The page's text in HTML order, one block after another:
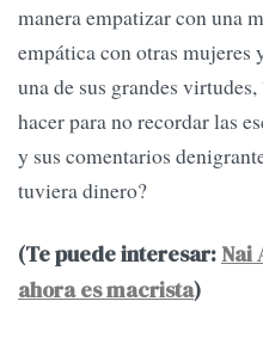
manera empatizar con una
empática con otras mujeres
una de sus grandes
hacer para no recordar las
y sus comentarios
tuviera dinero?
(Te puede interesar: Nai
ahora es macrista)